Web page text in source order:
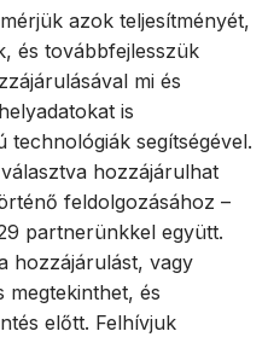
azok teljesítményét,
és továbbfejlesszük
mi és
is
segítségével.
hozzájárulhat
feldolgozásához –
partnerünkkel együtt.
hozzájárulást, vagy
megtekinthet, és
előtt. Felhívjuk